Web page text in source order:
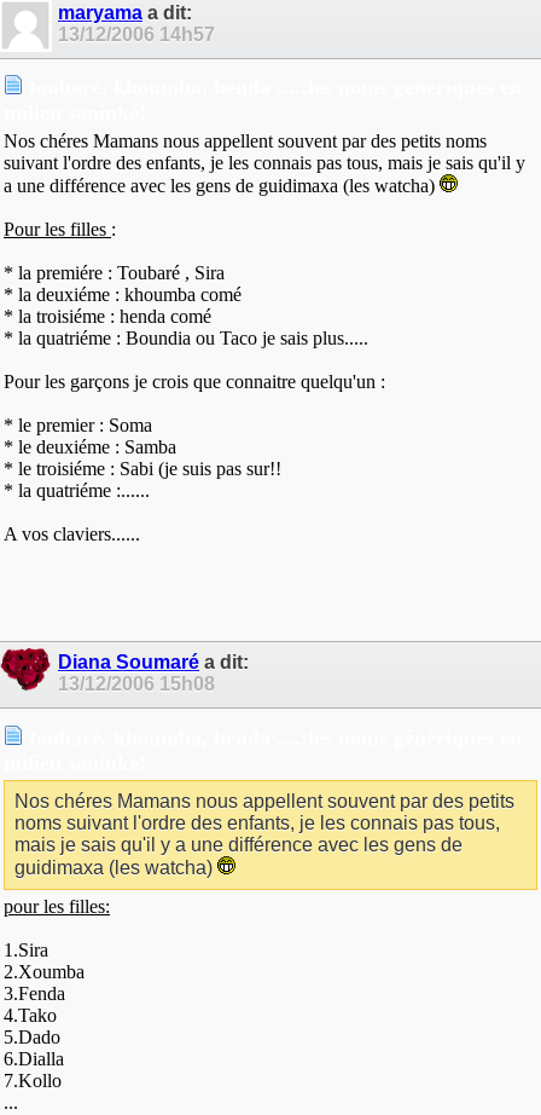
maryama a dit:
13/12/2006 14h57
Nos chéres Mamans nous appellent souvent par des petits noms
suivant l'ordre des enfants, je les connais pas tous, mais je sais qu'il y
a une différence avec les gens de guidimaxa (les watcha)
Pour les filles :
* la premiére : Toubaré , Sira
* la deuxiéme : khoumba comé
* la troisiéme : henda comé
* la quatriéme : Boundia ou Taco je sais plus.....
Pour les garçons je crois que connaitre quelqu'un :
* le premier : Soma
* le deuxiéme : Samba
* le troisiéme : Sabi (je suis pas sur!!
* la quatriéme :......
A vos claviers......
Diana Soumaré a dit:
13/12/2006 15h08
Nos chéres Mamans nous appellent souvent par des petits
noms suivant l'ordre des enfants, je les connais pas tous,
mais je sais qu'il y a une différence avec les gens de
guidimaxa (les watcha)
pour les filles:
1.Sira
2.Xoumba
3.Fenda
4.Tako
5.Dado
6.Dialla
7.Kollo
...